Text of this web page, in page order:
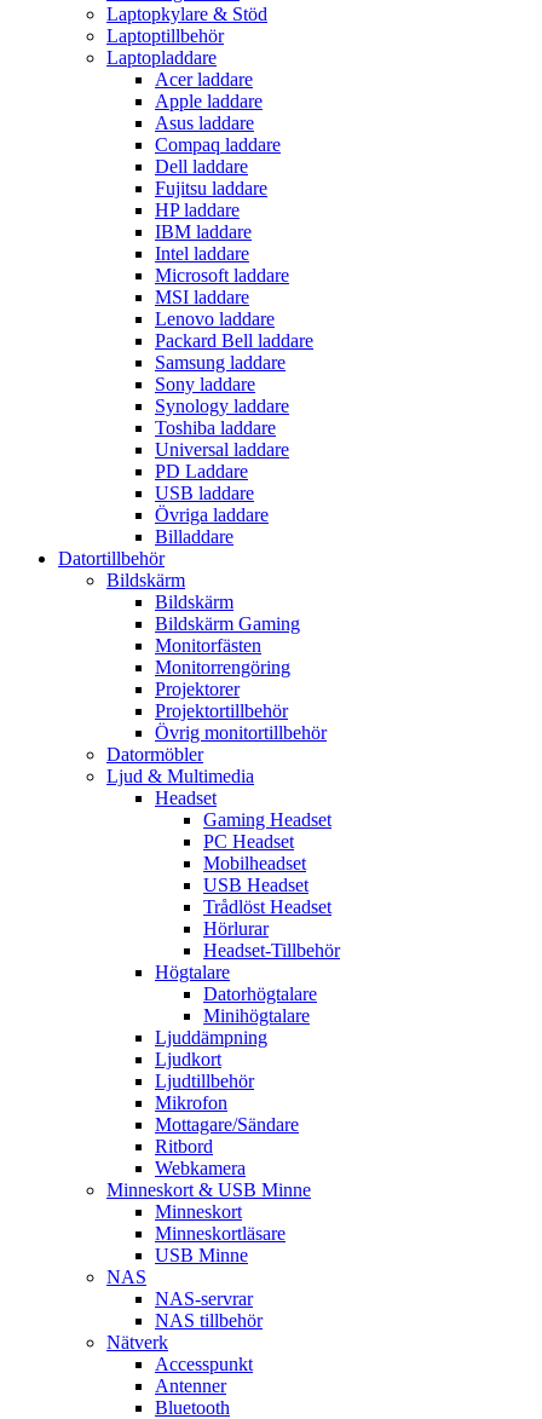
Laptopkylare & Stöd
Laptoptillbehör
Laptopladdare
Acer laddare
Apple laddare
Asus laddare
Compaq laddare
Dell laddare
Fujitsu laddare
HP laddare
IBM laddare
Intel laddare
Microsoft laddare
MSI laddare
Lenovo laddare
Packard Bell laddare
Samsung laddare
Sony laddare
Synology laddare
Toshiba laddare
Universal laddare
PD Laddare
USB laddare
Övriga laddare
Billaddare
Datortillbehör
Bildskärm
Bildskärm
Bildskärm Gaming
Monitorfästen
Monitorrengöring
Projektorer
Projektortillbehör
Övrig monitortillbehör
Datormöbler
Ljud & Multimedia
Headset
Gaming Headset
PC Headset
Mobilheadset
USB Headset
Trådlöst Headset
Hörlurar
Headset-Tillbehör
Högtalare
Datorhögtalare
Minihögtalare
Ljuddämpning
Ljudkort
Ljudtillbehör
Mikrofon
Mottagare/Sändare
Ritbord
Webkamera
Minneskort & USB Minne
Minneskort
Minneskortläsare
USB Minne
NAS
NAS-servrar
NAS tillbehör
Nätverk
Accesspunkt
Antenner
Bluetooth